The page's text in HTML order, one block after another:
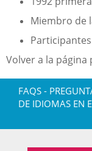
Miembro de
Volver a la página
FAQS -
DE IDIOMAS EN